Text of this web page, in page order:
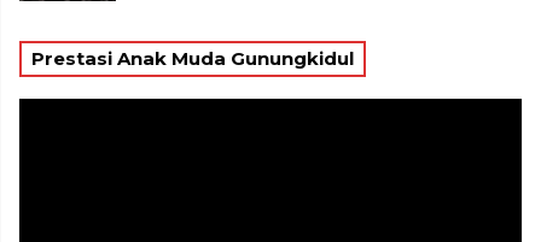
Prestasi Anak Muda Gunungkidul